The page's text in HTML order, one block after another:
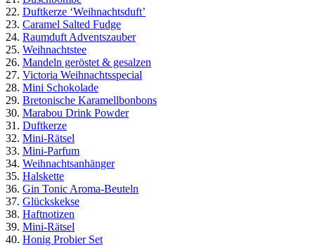
22. Duftkerze ‘Weihnachtsduft’
23. Caramel Salted Fudge
24. Raumduft Adventszauber
25. Weihnachtstee
26. Mandeln geröstet & gesalzen
27. Victoria Weihnachtsspecial
28. Mini Schokolade
29. Bretonische Karamellbonbons
30. Marabou Drink Powder
31. Duftkerze
32. Mini-Rätsel
33. Mini-Parfum
34. Weihnachtsanhänger
35. Halskette
36. Gin Tonic Aroma-Beuteln
37. Glückskekse
38. Haftnotizen
39. Mini-Rätsel
40. Honig Probier Set